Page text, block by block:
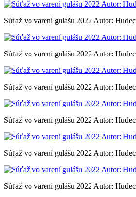
Súťaž vo varení gulášu 2022 Autor: Hudec
Súťaž vo varení gulášu 2022 Autor: Hudec
Súťaž vo varení gulášu 2022 Autor: Hudec
Súťaž vo varení gulášu 2022 Autor: Hudec
Súťaž vo varení gulášu 2022 Autor: Hudec
Súťaž vo varení gulášu 2022 Autor: Hudec